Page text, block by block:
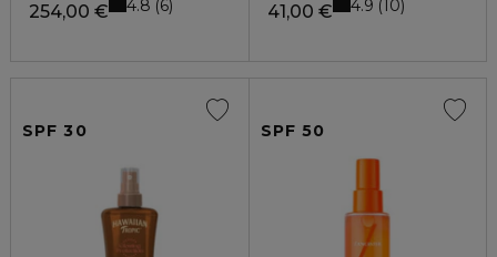
254,00 € 4.8 6 41,00 € 4.9 10
SPF 30 SPF 50